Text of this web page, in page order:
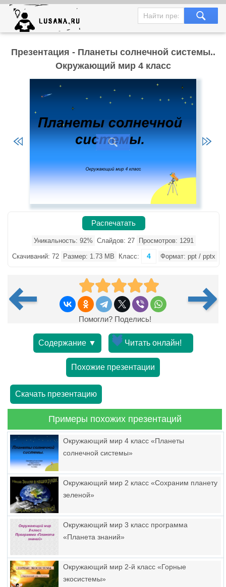
Презентация - Планеты солнечной системы..
Окружающий мир 4 класс
Распечатать
Уникальность: 92% Слайдов: 27 Просмотров: 1291
Скачиваний: 72 Размер: 1.73 MB Класс: 4 Формат: ppt / pptx
Помогли? Поделись!
Содержание ▼ Читать онлайн!
Похожие презентации
Скачать презентацию
Примеры похожих презентаций
Окружающий мир 4 класс «Планеты
солнечной системы»
Окружающий мир 2 класс «Сохраним планету
зеленой»
Окружающий мир 3 класс программа
«Планета знаний»
Окружающий мир 2-й класс «Горные
экосистемы»